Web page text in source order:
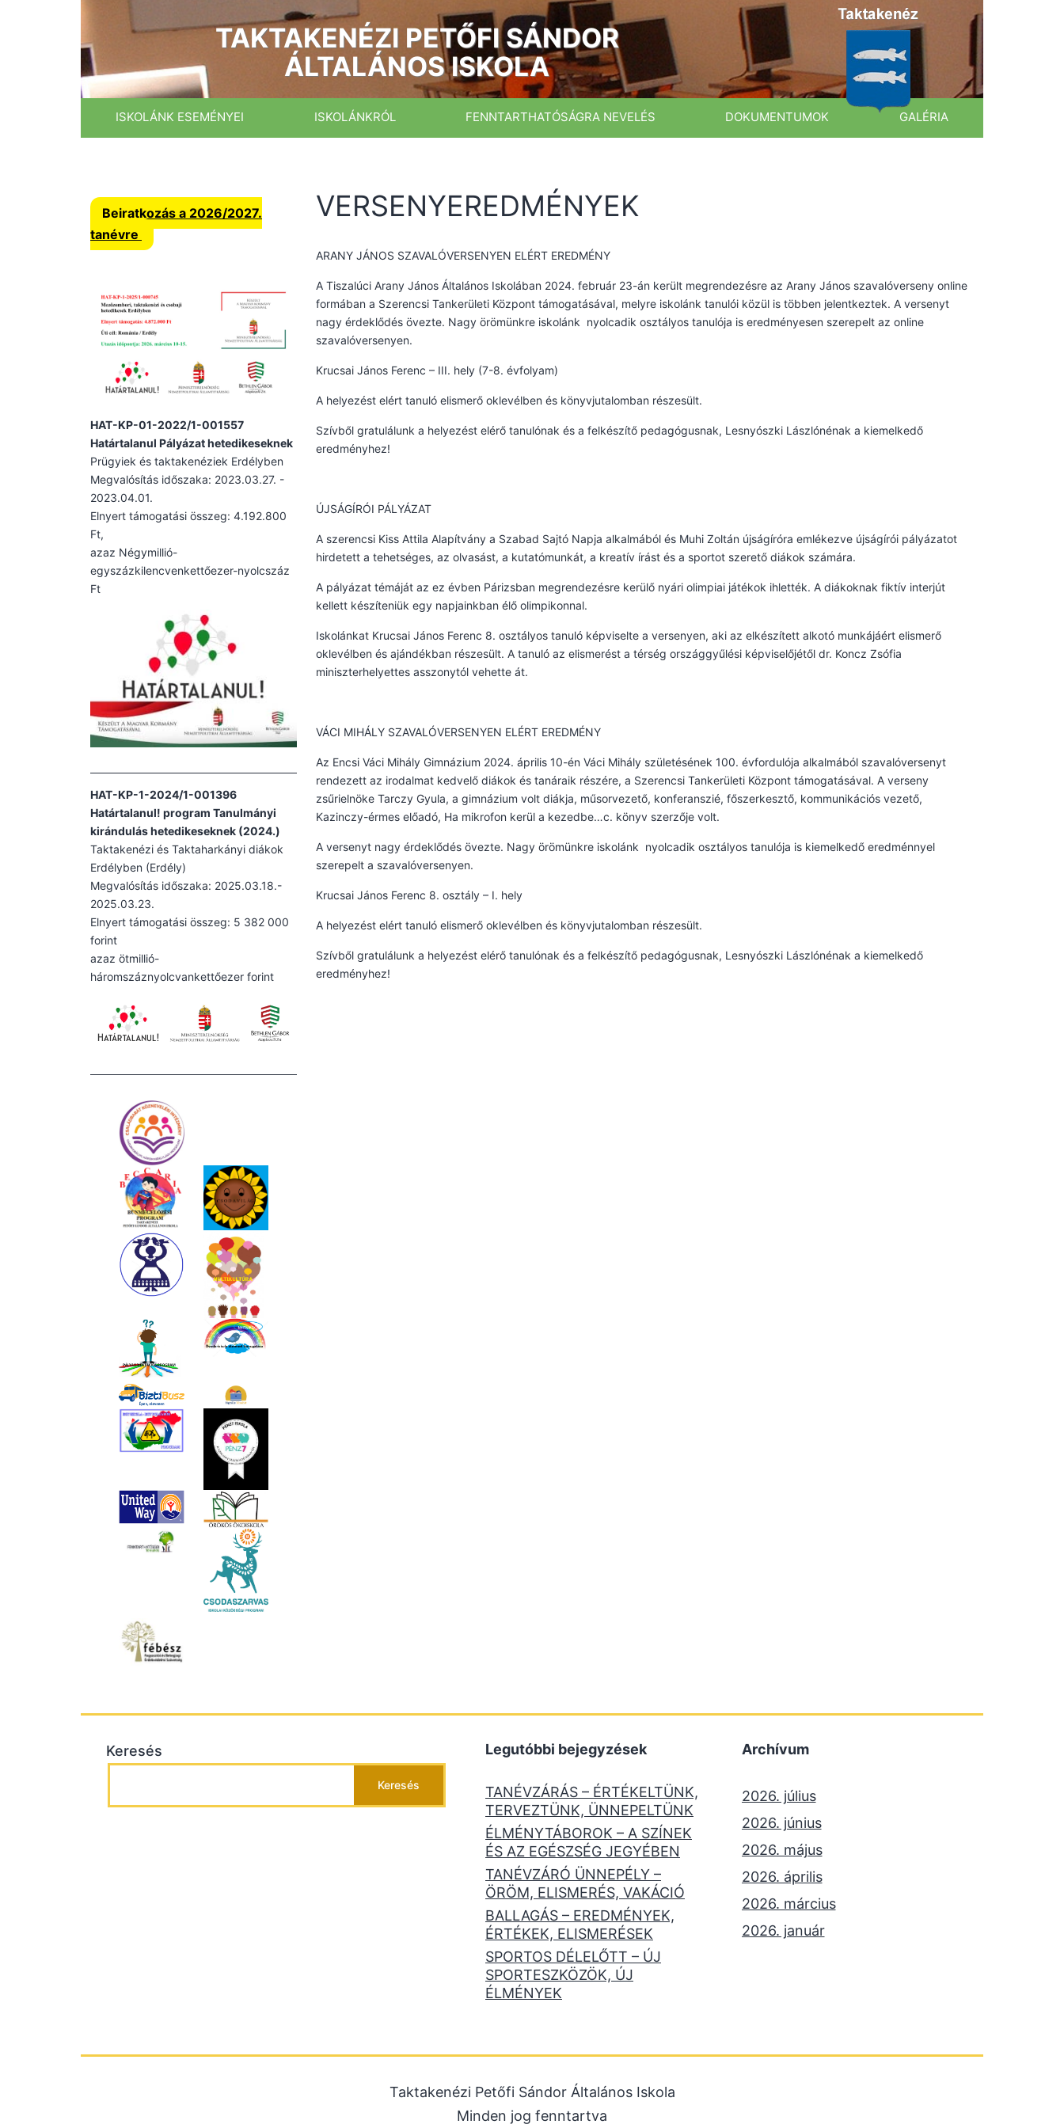
TAKTAKENÉZI PETŐFI SÁNDOR
ÁLTALÁNOS ISKOLA
ISKOLÁNK ESEMÉNYEI ISKOLÁNKRÓL FENNTARTHATÓSÁGRA NEVELÉS DOKUMENTUMOK GALÉRIA
Beiratkozás a 2026/2027.
tanévre
HAT-KP-01-2022/1-001557
Határtalanul Pályázat hetedikeseknek
Prügyiek és taktakenéziek Erdélyben
Megvalósítás időszaka: 2023.03.27. -
2023.04.01.
Elnyert támogatási összeg: 4.192.800
Ft,
azaz Négymillió-
egyszázkilencvenkettőezer-nyolcszáz
Ft
HAT-KP-1-2024/1-001396
Határtalanul! program Tanulmányi
kirándulás hetedikeseknek (2024.)
Taktakenézi és Taktaharkányi diákok
Erdélyben (Erdély)
Megvalósítás időszaka: 2025.03.18.-
2025.03.23.
Elnyert támogatási összeg: 5 382 000
forint
azaz ötmillió-
háromszáznyolcvankettőezer forint
VERSENYEREDMÉNYEK
ARANY JÁNOS SZAVALÓVERSENYEN ELÉRT EREDMÉNY
A Tiszalúci Arany János Általános Iskolában 2024. február 23-án került megrendezésre az Arany János szavalóverseny online
formában a Szerencsi Tankerületi Központ támogatásával, melyre iskolánk tanulói közül is többen jelentkeztek. A versenyt
nagy érdeklődés övezte. Nagy örömünkre iskolánk nyolcadik osztályos tanulója is eredményesen szerepelt az online
szavalóversenyen.
Krucsai János Ferenc – III. hely (7-8. évfolyam)
A helyezést elért tanuló elismerő oklevélben és könyvjutalomban részesült.
Szívből gratulálunk a helyezést elérő tanulónak és a felkészítő pedagógusnak, Lesnyószki Lászlónénak a kiemelkedő
eredményhez!
ÚJSÁGÍRÓI PÁLYÁZAT
A szerencsi Kiss Attila Alapítvány a Szabad Sajtó Napja alkalmából és Muhi Zoltán újságíróra emlékezve újságírói pályázatot
hirdetett a tehetséges, az olvasást, a kutatómunkát, a kreatív írást és a sportot szerető diákok számára.
A pályázat témáját az ez évben Párizsban megrendezésre kerülő nyári olimpiai játékok ihlették. A diákoknak fiktív interjút
kellett készíteniük egy napjainkban élő olimpikonnal.
Iskolánkat Krucsai János Ferenc 8. osztályos tanuló képviselte a versenyen, aki az elkészített alkotó munkájáért elismerő
oklevélben és ajándékban részesült. A tanuló az elismerést a térség országgyűlési képviselőjétől dr. Koncz Zsófia
miniszterhelyettes asszonytól vehette át.
VÁCI MIHÁLY SZAVALÓVERSENYEN ELÉRT EREDMÉNY
Az Encsi Váci Mihály Gimnázium 2024. április 10-én Váci Mihály születésének 100. évfordulója alkalmából szavalóversenyt
rendezett az irodalmat kedvelő diákok és tanáraik részére, a Szerencsi Tankerületi Központ támogatásával. A verseny
zsűrielnöke Tarczy Gyula, a gimnázium volt diákja, műsorvezető, konferanszié, főszerkesztő, kommunikációs vezető,
Kazinczy-érmes előadó, Ha mikrofon kerül a kezedbe…c. könyv szerzője volt.
A versenyt nagy érdeklődés övezte. Nagy örömünkre iskolánk nyolcadik osztályos tanulója is kiemelkedő eredménnyel
szerepelt a szavalóversenyen.
Krucsai János Ferenc 8. osztály – I. hely
A helyezést elért tanuló elismerő oklevélben és könyvjutalomban részesült.
Szívből gratulálunk a helyezést elérő tanulónak és a felkészítő pedagógusnak, Lesnyószki Lászlónénak a kiemelkedő
eredményhez!
Keresés
Keresés
Legutóbbi bejegyzések
TANÉVZÁRÁS – ÉRTÉKELTÜNK,
TERVEZTÜNK, ÜNNEPELTÜNK
ÉLMÉNYTÁBOROK – A SZÍNEK
ÉS AZ EGÉSZSÉG JEGYÉBEN
TANÉVZÁRÓ ÜNNEPÉLY –
ÖRÖM, ELISMERÉS, VAKÁCIÓ
BALLAGÁS – EREDMÉNYEK,
ÉRTÉKEK, ELISMERÉSEK
SPORTOS DÉLELŐTT – ÚJ
SPORTESZKÖZÖK, ÚJ
ÉLMÉNYEK
Archívum
2026. július
2026. június
2026. május
2026. április
2026. március
2026. január
Taktakenézi Petőfi Sándor Általános Iskola
Minden jog fenntartva